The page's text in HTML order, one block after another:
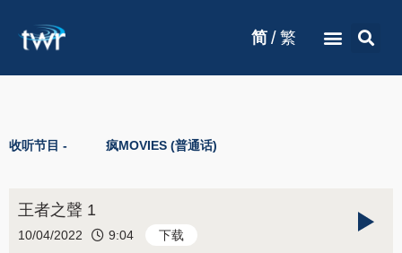
简 / 繁
收听节目 - 疯MOVIES (普通话)
王者之聲 1
10/04/2022 9:04 下载